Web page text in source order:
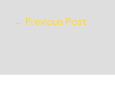
← Previous Post